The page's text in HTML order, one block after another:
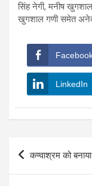
सिंह नेगी, मनीष
खुगशाल गणी समेत
LinkedIn
Post
navigation
कण्वाश्रम को